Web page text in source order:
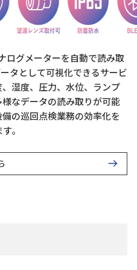
ログメーターを自動で読み取
タとして可視化できるサービ
湿度、圧力、水位、ランプ
なデータの読み取りが可能
の巡回点検業務の効率化を
。